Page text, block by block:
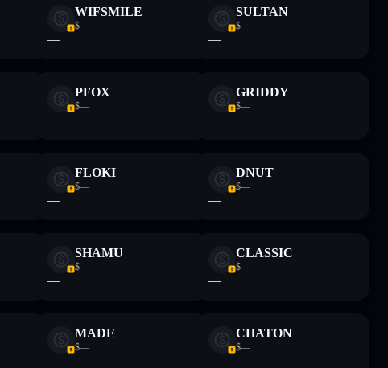
WIFSMILE
$—
—
SULTAN
$—
—
PFOX
$—
—
GRIDDY
$—
—
FLOKI
$—
—
DNUT
$—
—
SHAMU
$—
—
CLASSIC
$—
—
MADE
$—
—
CHATON
$—
—